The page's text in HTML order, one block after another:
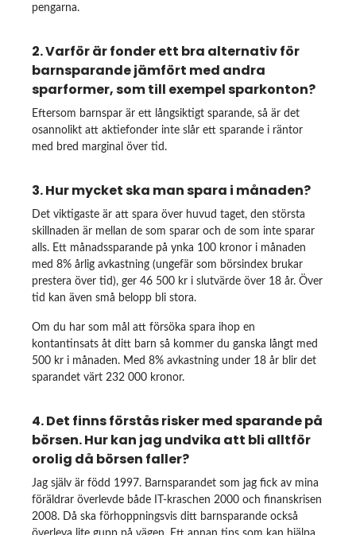
pengarna.
2. Varför är fonder ett bra alternativ för
barnsparande jämfört med andra
sparformer, som till exempel sparkonton?
Eftersom barnspar är ett långsiktigt sparande, så är det
osannolikt att aktiefonder inte slår ett sparande i räntor
med bred marginal över tid.
3. Hur mycket ska man spara i månaden?
Det viktigaste är att spara över huvud taget, den största
skillnaden är mellan de som sparar och de som inte sparar
alls. Ett månadssparande på ynka 100 kronor i månaden
med 8% årlig avkastning (ungefär som börsindex brukar
prestera över tid), ger 46 500 kr i slutvärde över 18 år. Över
tid kan även små belopp bli stora.
Om du har som mål att försöka spara ihop en
kontantinsats åt ditt barn så kommer du ganska långt med
500 kr i månaden. Med 8% avkastning under 18 år blir det
sparandet värt 232 000 kronor.
4. Det finns förstås risker med sparande på
börsen. Hur kan jag undvika att bli alltför
orolig då börsen faller?
Jag själv är född 1997. Barnsparandet som jag fick av mina
föräldrar överlevde både IT-kraschen 2000 och finanskrisen
2008. Då ska förhoppningsvis ditt barnsparande också